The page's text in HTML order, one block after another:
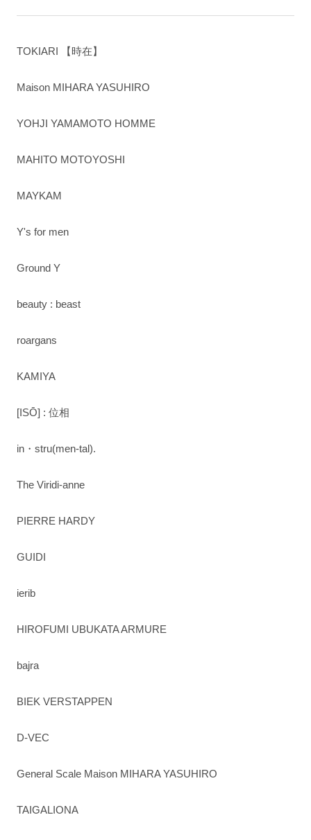
TOKIARI 【時在】
Maison MIHARA YASUHIRO
YOHJI YAMAMOTO HOMME
MAHITO MOTOYOSHI
MAYKAM
Y's for men
Ground Y
beauty : beast
roargans
KAMIYA
[ISŌ] : 位相
in・stru(men-tal).
The Viridi-anne
PIERRE HARDY
GUIDI
ierib
HIROFUMI UBUKATA ARMURE
bajra
BIEK VERSTAPPEN
D-VEC
General Scale Maison MIHARA YASUHIRO
TAIGALIONA